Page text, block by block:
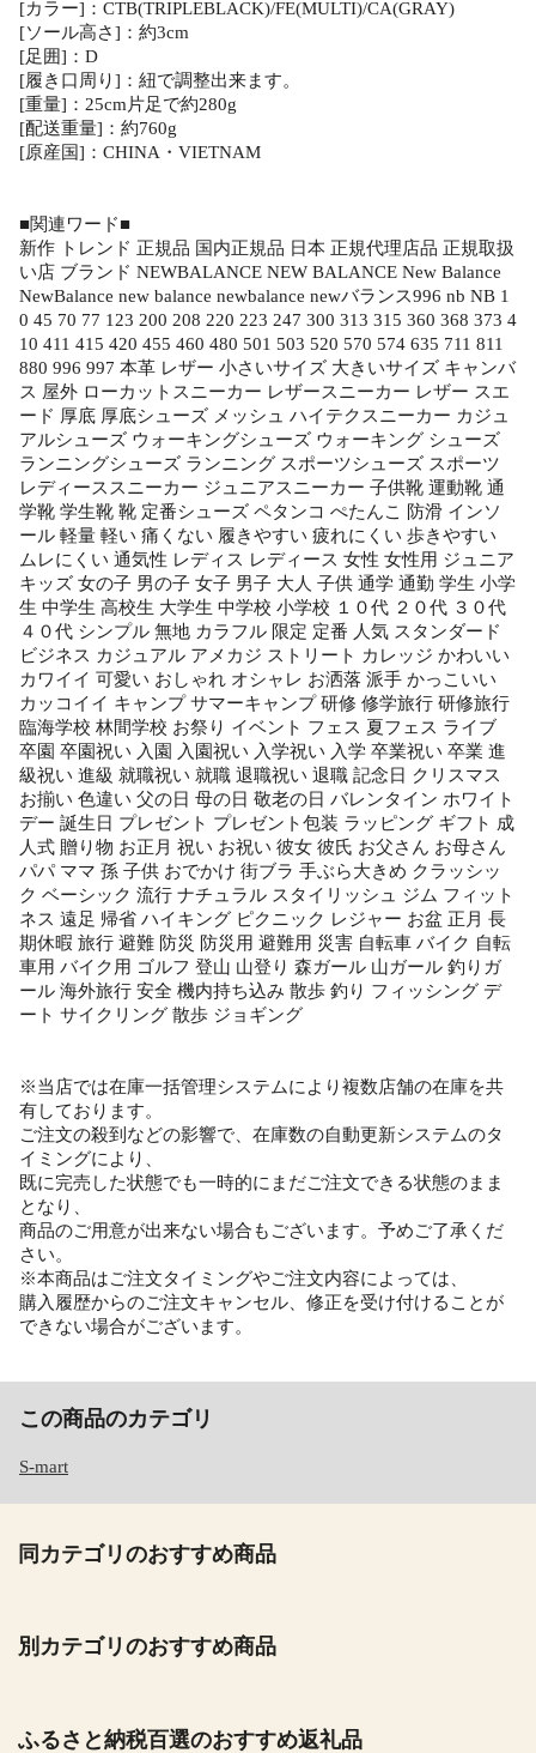
[カラー]：CTB(TRIPLEBLACK)/FE(MULTI)/CA(GRAY)
[ソール高さ]：約3cm
[足囲]：D
[履き口周り]：紐で調整出来ます。
[重量]：25cm片足で約280g
[配送重量]：約760g
[原産国]：CHINA・VIETNAM
■関連ワード■
新作 トレンド 正規品 国内正規品 日本 正規代理店品 正規取扱
い店 ブランド NEWBALANCE NEW BALANCE New Balance
NewBalance new balance newbalance newバランス996 nb NB 1
0 45 70 77 123 200 208 220 223 247 300 313 315 360 368 373 4
10 411 415 420 455 460 480 501 503 520 570 574 635 711 811
880 996 997 本革 レザー 小さいサイズ 大きいサイズ キャンバ
ス 屋外 ローカットスニーカー レザースニーカー レザー スエ
ード 厚底 厚底シューズ メッシュ ハイテクスニーカー カジュ
アルシューズ ウォーキングシューズ ウォーキング シューズ
ランニングシューズ ランニング スポーツシューズ スポーツ
レディーススニーカー ジュニアスニーカー 子供靴 運動靴 通
学靴 学生靴 靴 定番シューズ ペタンコ ぺたんこ 防滑 インソ
ール 軽量 軽い 痛くない 履きやすい 疲れにくい 歩きやすい
ムレにくい 通気性 レディス レディース 女性 女性用 ジュニア
キッズ 女の子 男の子 女子 男子 大人 子供 通学 通勤 学生 小学
生 中学生 高校生 大学生 中学校 小学校 １０代 ２０代 ３０代
４０代 シンプル 無地 カラフル 限定 定番 人気 スタンダード
ビジネス カジュアル アメカジ ストリート カレッジ かわいい
カワイイ 可愛い おしゃれ オシャレ お洒落 派手 かっこいい
カッコイイ キャンプ サマーキャンプ 研修 修学旅行 研修旅行
臨海学校 林間学校 お祭り イベント フェス 夏フェス ライブ
卒園 卒園祝い 入園 入園祝い 入学祝い 入学 卒業祝い 卒業 進
級祝い 進級 就職祝い 就職 退職祝い 退職 記念日 クリスマス
お揃い 色違い 父の日 母の日 敬老の日 バレンタイン ホワイト
デー 誕生日 プレゼント プレゼント包装 ラッピング ギフト 成
人式 贈り物 お正月 祝い お祝い 彼女 彼氏 お父さん お母さん
パパ ママ 孫 子供 おでかけ 街ブラ 手ぶら大きめ クラッシッ
ク ベーシック 流行 ナチュラル スタイリッシュ ジム フィット
ネス 遠足 帰省 ハイキング ピクニック レジャー お盆 正月 長
期休暇 旅行 避難 防災 防災用 避難用 災害 自転車 バイク 自転
車用 バイク用 ゴルフ 登山 山登り 森ガール 山ガール 釣りガ
ール 海外旅行 安全 機内持ち込み 散歩 釣り フィッシング デ
ート サイクリング 散歩 ジョギング
※当店では在庫一括管理システムにより複数店舗の在庫を共
有しております。
ご注文の殺到などの影響で、在庫数の自動更新システムのタ
イミングにより、
既に完売した状態でも一時的にまだご注文できる状態のまま
となり、
商品のご用意が出来ない場合もございます。予めご了承くだ
さい。
※本商品はご注文タイミングやご注文内容によっては、
購入履歴からのご注文キャンセル、修正を受け付けることが
できない場合がございます。
この商品のカテゴリ
S-mart
同カテゴリのおすすめ商品
別カテゴリのおすすめ商品
ふるさと納税百選のおすすめ返礼品